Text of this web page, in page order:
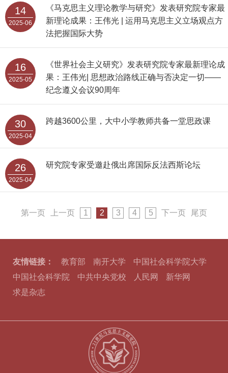
14
2025-06
《马克思主义理论教学与研究》发表研究院专家最
新理论成果：王伟光 | 运用马克思主义立场观点方
法把握国际大势
16
2025-05
《世界社会主义研究》发表研究院专家最新理论成
果：王伟光| 思想政治路线正确与否决定一切——
纪念遵义会议90周年
30
2025-04
跨越3600公里，大中小学教师共备一堂思政课
26
2025-04
研究院专家受邀赴俄出席国际反法西斯论坛
第一页 上一页 1 2 3 4 5 下一页 尾页
友情链接： 教育部 南开大学
中国社会科学院大学
中国社会科学院
中共中央党校 人民网
新华网
求是杂志